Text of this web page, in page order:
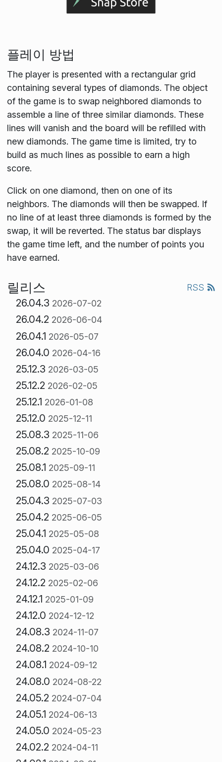
플레이 방법
The player is presented with a rectangular grid
containing several types of diamonds. The object
of the game is to swap neighbored diamonds to
assemble a line of three similar diamonds. These
lines will vanish and the board will be refilled with
new diamonds. The game time is limited, try to
build as much lines as possible to earn a high
score.
Click on one diamond, then on one of its
neighbors. The diamonds will then be swapped. If
no line of at least three diamonds is formed by the
swap, it will be reverted. The status bar displays
the game time left, and the number of points you
have earned.
릴리스 RSS
26.04.3 2026-07-02
26.04.2 2026-06-04
26.04.1 2026-05-07
26.04.0 2026-04-16
25.12.3 2026-03-05
25.12.2 2026-02-05
25.12.1 2026-01-08
25.12.0 2025-12-11
25.08.3 2025-11-06
25.08.2 2025-10-09
25.08.1 2025-09-11
25.08.0 2025-08-14
25.04.3 2025-07-03
25.04.2 2025-06-05
25.04.1 2025-05-08
25.04.0 2025-04-17
24.12.3 2025-03-06
24.12.2 2025-02-06
24.12.1 2025-01-09
24.12.0 2024-12-12
24.08.3 2024-11-07
24.08.2 2024-10-10
24.08.1 2024-09-12
24.08.0 2024-08-22
24.05.2 2024-07-04
24.05.1 2024-06-13
24.05.0 2024-05-23
24.02.2 2024-04-11